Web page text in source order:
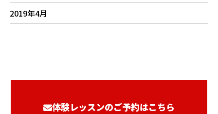
2019年4月
体験レッスンのご予約はこちら